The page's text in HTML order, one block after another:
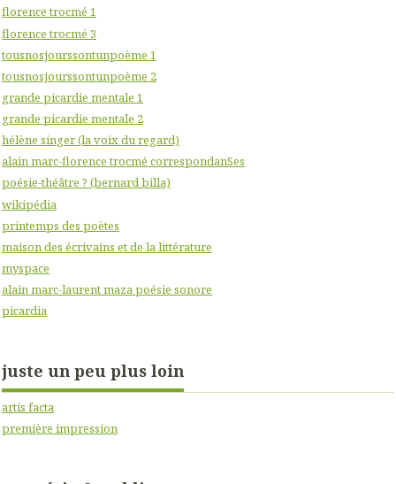
florence trocmé 1
florence trocmé 3
tousnosjourssontunpoème 1
tousnosjourssontunpoème 2
grande picardie mentale 1
grande picardie mentale 2
hélène singer (la voix du regard)
alain marc-florence trocmé correspondanSes
poésie-théâtre ? (bernard billa)
wikipédia
printemps des poètes
maison des écrivains et de la littérature
myspace
alain marc-laurent maza poésie sonore
picardia
juste un peu plus loin
artis facta
première impression